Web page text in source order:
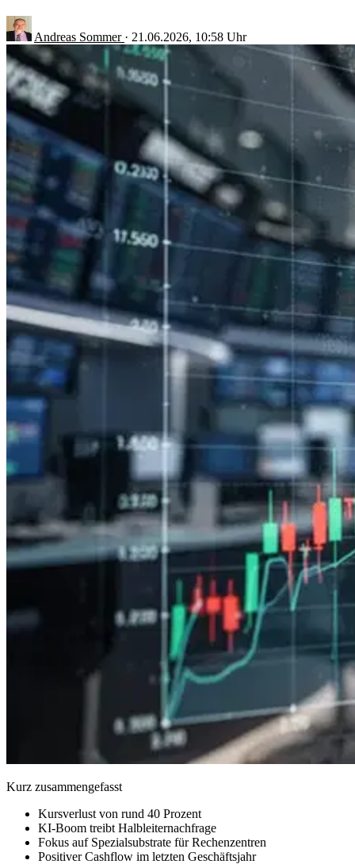
Andreas Sommer · 21.06.2026, 10:58 Uhr
Kurz zusammengefasst
Kursverlust von rund 40 Prozent
KI-Boom treibt Halbleiternachfrage
Fokus auf Spezialsubstrate für Rechenzentren
Positiver Cashflow im letzten Geschäftsjahr